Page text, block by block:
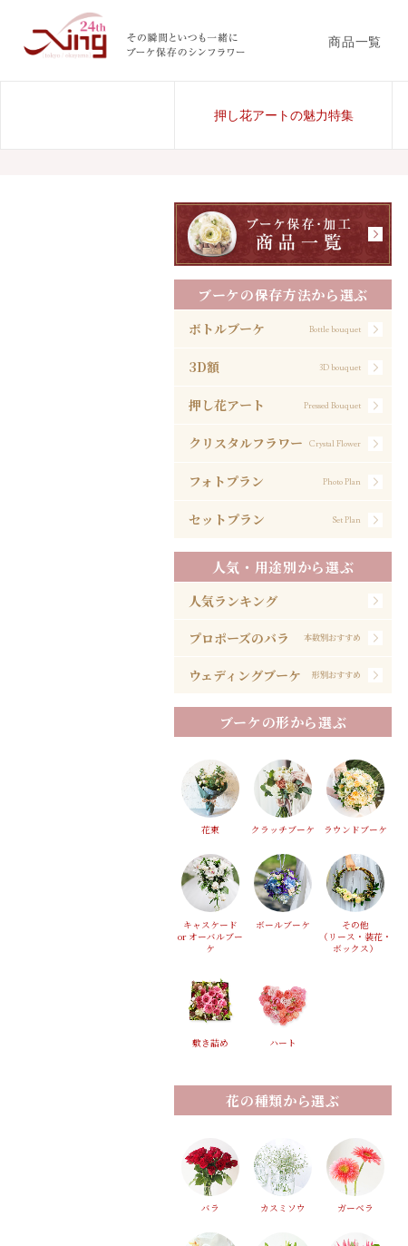
商品一覧
押し花アートの魅力特集
ブーケの保存方法から選ぶ
ボトルブーケ Bottle bouquet
3D額 3D bouquet
押し花アート Pressed Bouquet
クリスタルフラワー Crystal Flower
フォトプラン Photo Plan
セットプラン Set Plan
人気・用途別から選ぶ
人気ランキング
プロポーズのバラ 本数別おすすめ
ウェディングブーケ 形別おすすめ
ブーケの形から選ぶ
花束 クラッチブーケ ラウンドブーケ
キャスケード
or オーバルブー
ケ
ボールブーケ
その他
（リース・装花・
ボックス）
敷き詰め ハート
花の種類から選ぶ
バラ カスミソウ ガーベラ